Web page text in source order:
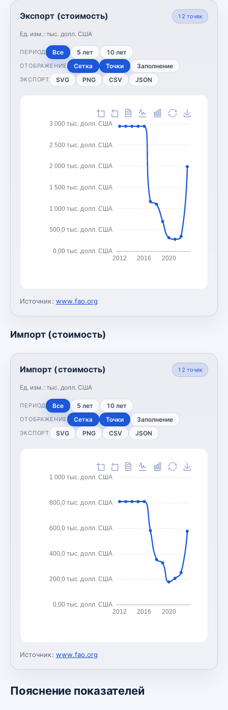
Экспорт (стоимость)
Ед. изм.: тыс. долл. США
12 точек
ПЕРИОД Все 5 лет 10 лет
ОТОБРАЖЕНИЕ Сетка Точки Заполнение
ЭКСПОРТ SVG PNG CSV JSON
0,00 тыс. долл. США
500,0 тыс. долл. США
1 000 тыс. долл. США
1 500 тыс. долл. США
2 000 тыс. долл. США
2 500 тыс. долл. США
3 000 тыс. долл. США
2012 2016 2020
Источник: www.fao.org
Импорт (стоимость)
Импорт (стоимость)
Ед. изм.: тыс. долл. США
12 точек
ПЕРИОД Все 5 лет 10 лет
ОТОБРАЖЕНИЕ Сетка Точки Заполнение
ЭКСПОРТ SVG PNG CSV JSON
0,00 тыс. долл. США
200,0 тыс. долл. США
400,0 тыс. долл. США
600,0 тыс. долл. США
800,0 тыс. долл. США
1 000 тыс. долл. США
2012 2016 2020
Источник: www.fao.org
Пояснение показателей